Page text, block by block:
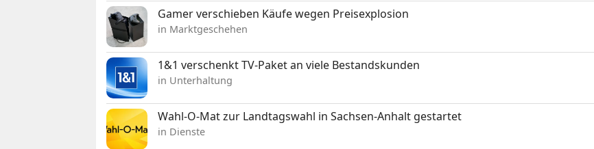
Gamer verschieben Käufe wegen Preisexplosion
in Marktgeschehen
1&1 verschenkt TV-Paket an viele Bestandskunden
in Unterhaltung
Wahl-O-Mat zur Landtagswahl in Sachsen-Anhalt gestartet
in Dienste